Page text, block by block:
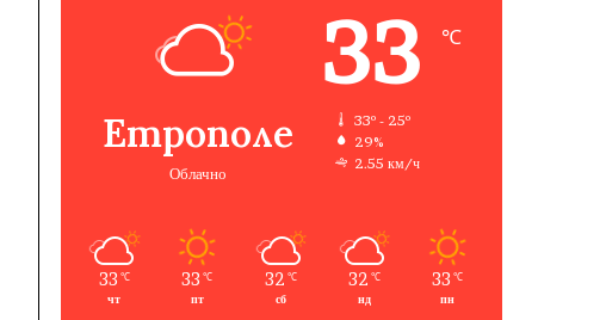
Етрополе
Облачно
33 ℃
33º - 25º
29%
2.55 км/ч
33 ℃
чт
33 ℃
пт
32 ℃
сб
32 ℃
нд
33 ℃
пн